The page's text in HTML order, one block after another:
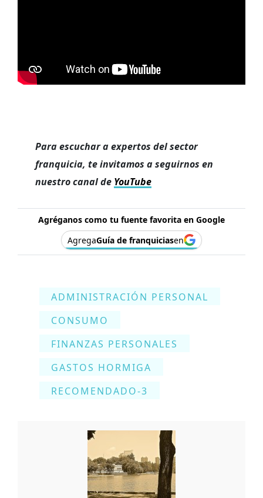
Para escuchar a expertos del sector
franquicia, te invitamos a seguirnos en
nuestro canal de YouTube
Agréganos como tu fuente favorita en Google
AgregaGuía de franquiciasen
ADMINISTRACIÓN PERSONAL
CONSUMO
FINANZAS PERSONALES
GASTOS HORMIGA
RECOMENDADO-3